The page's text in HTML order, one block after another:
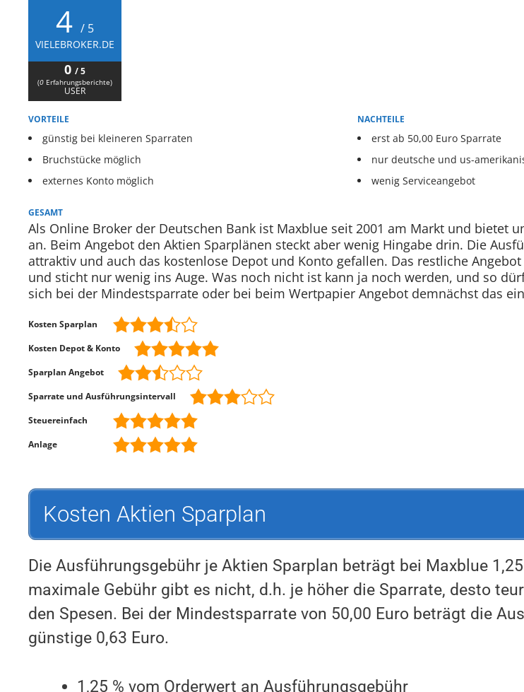
4 / 5
VIELEBROKER.DE
0 / 5
(0 Erfahrungsberichte)
USER
VORTEILE
günstig bei kleineren Sparraten
Bruchstücke möglich
externes Konto möglich
NACHTEILE
erst ab 50,00 Euro Sparrate
nur deutsche und us-
wenig Serviceangebot
GESAMT
Als Online Broker der Deutschen Bank ist Maxblue seit 2001 am Markt und bietet
an. Beim Angebot den Aktien Sparplänen steckt aber wenig Hingabe drin. Die
attraktiv und auch das kostenlose Depot und Konto gefallen. Das restliche
und sticht nur wenig ins Auge. Was noch nicht ist kann ja noch werden, und so
sich bei der Mindestsparrate oder bei beim Wertpapier Angebot demnächst das
Kosten Sparplan
Kosten Depot & Konto
Sparplan Angebot
Sparrate und Ausführungsintervall
Steuereinfach
Anlage
Kosten Aktien Sparplan
Die Ausführungsgebühr je Aktien Sparplan beträgt bei Maxblue
maximale Gebühr gibt es nicht, d.h. je höher die Sparrate, desto
den Spesen. Bei der Mindestsparrate von 50,00 Euro beträgt die
günstige 0,63 Euro.
1,25 % vom Orderwert an Ausführungsgebühr